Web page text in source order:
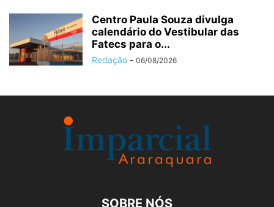
Centro Paula Souza divulga
calendário do Vestibular das
Fatecs para o...
Redação - 06/08/2026
SOBRE NÓS